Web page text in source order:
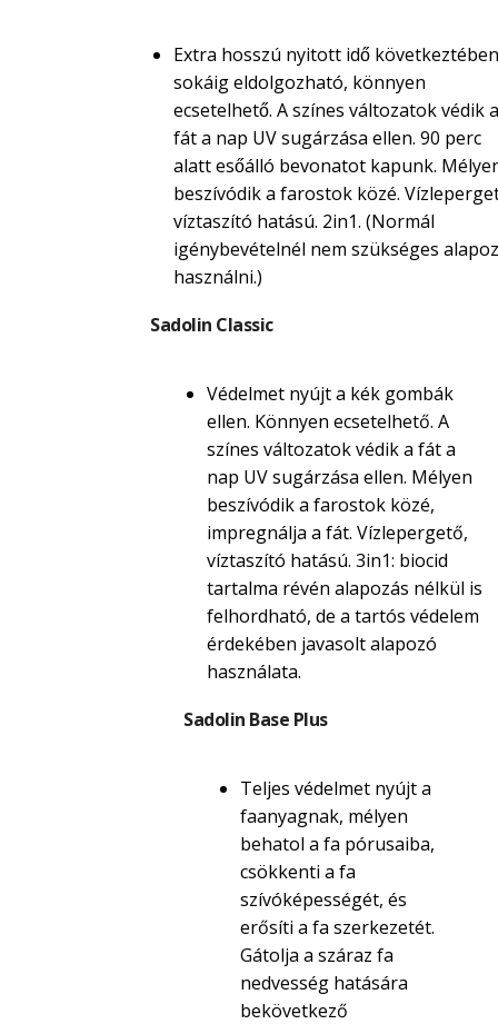
Extra hosszú nyitott idő következtében
sokáig eldolgozható, könnyen
ecsetelhető. A színes változatok védik a
fát a nap UV sugárzása ellen. 90 perc
alatt esőálló bevonatot kapunk.
beszívódik a farostok közé.
víztaszító hatású. 2in1. (Normál
igénybevételnél nem szükséges
használni.)
Sadolin Classic
Védelmet nyújt a kék gombák
ellen. Könnyen ecsetelhető. A
színes változatok védik a fát a
nap UV sugárzása ellen. Mélyen
beszívódik a farostok közé,
impregnálja a fát. Vízlepergető,
víztaszító hatású. 3in1: biocid
tartalma révén alapozás nélkül is
felhordható, de a tartós védelem
érdekében javasolt alapozó
használata.
Sadolin Base Plus
Teljes védelmet nyújt a
faanyagnak, mélyen
behatol a fa pórusaiba,
csökkenti a fa
szívóképességét, és
erősíti a fa szerkezetét.
Gátolja a száraz fa
nedvesség hatására
bekövetkező